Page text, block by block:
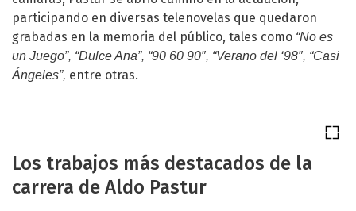
participando en diversas telenovelas que quedaron
grabadas en la memoria del público, tales como “No es
un Juego”, “Dulce Ana”, “90 60 90″, “Verano del ‘98″, “Casi
Ángeles”, entre otras.
Los trabajos más destacados de la
carrera de Aldo Pastur